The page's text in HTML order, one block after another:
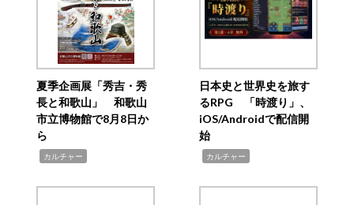
夏季企画展「秀吉・秀
長と和歌山」 和歌山
市立博物館で8月8日か
ら
カルチャー
日本史と世界史を旅す
るRPG 「時渡り」、
iOS/Androidで配信開
始
カルチャー